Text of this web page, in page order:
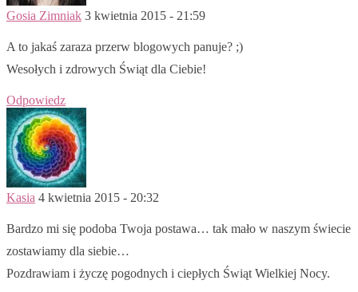
Gosia Zimniak 3 kwietnia 2015 - 21:59
A to jakaś zaraza przerw blogowych panuje? ;)
Wesołych i zdrowych Świąt dla Ciebie!
Odpowiedz
Kasia 4 kwietnia 2015 - 20:32
Bardzo mi się podoba Twoja postawa… tak mało w naszym świecie
zostawiamy dla siebie…
Pozdrawiam i życzę pogodnych i ciepłych Świąt Wielkiej Nocy.